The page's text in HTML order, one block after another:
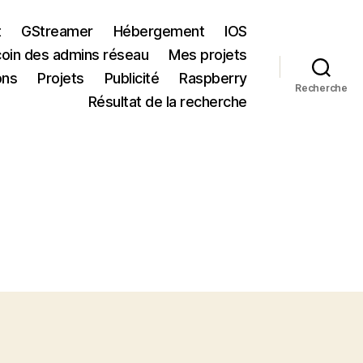
GStreamer Hébergement
IOS
des admins réseau
Mes projets
Projets Publicité
Raspberry
Résultat de la recherche
Recherche